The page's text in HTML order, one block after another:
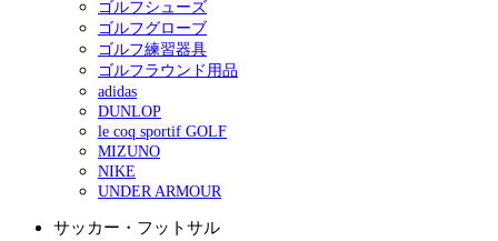
ゴルフシューズ
ゴルフグローブ
ゴルフ練習器具
ゴルフラウンド用品
adidas
DUNLOP
le coq sportif GOLF
MIZUNO
NIKE
UNDER ARMOUR
サッカー・フットサル